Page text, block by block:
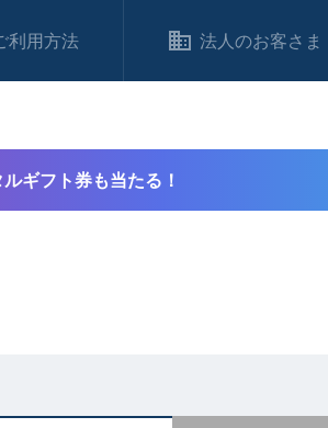
利用方法 法人のお客さま
ギフト券も当たる！